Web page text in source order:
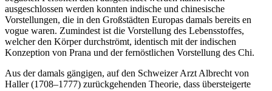
ausgeschlossen werden konnten indische und chinesische
Vorstellungen, die in den Großstädten Europas damals bereits en
vogue waren. Zumindest ist die Vorstellung des Lebensstoffes,
welcher den Körper durchströmt, identisch mit der indischen
Konzeption von Prana und der fernöstlichen Vorstellung des Chi.
Aus der damals gängigen, auf den Schweizer Arzt Albrecht von
Haller (1708–1777) zurückgehenden Theorie, dass übersteigerte